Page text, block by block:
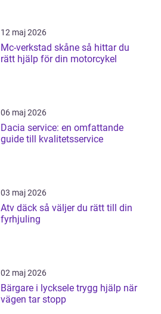
12 maj 2026
Mc-verkstad skåne så hittar du
rätt hjälp för din motorcykel
06 maj 2026
Dacia service: en omfattande
guide till kvalitetsservice
03 maj 2026
Atv däck så väljer du rätt till din
fyrhjuling
02 maj 2026
Bärgare i lycksele trygg hjälp när
vägen tar stopp